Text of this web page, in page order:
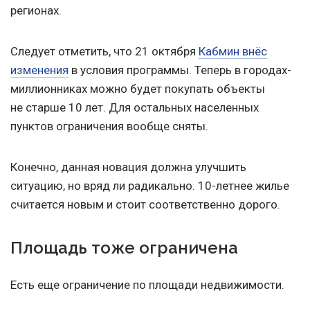
регионах.
Следует отметить, что 21 октября Кабмин внёс
изменения в условия программы. Теперь в городах-
миллионниках можно будет покупать объекты
не старше 10 лет. Для остальных населенных
пунктов ограничения вообще сняты.
Конечно, данная новация должна улучшить
ситуацию, но вряд ли радикально. 10-летнее жилье
считается новым и стоит соответственно дорого.
Площадь тоже ограничена
Есть еще ограничение по площади недвижимости.